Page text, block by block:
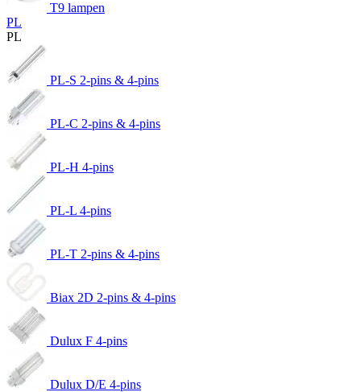
T9 lampen
PL
PL
PL-S 2-pins & 4-pins
PL-C 2-pins & 4-pins
PL-H 4-pins
PL-L 4-pins
PL-T 2-pins & 4-pins
Biax 2D 2-pins & 4-pins
Dulux F 4-pins
Dulux D/E 4-pins